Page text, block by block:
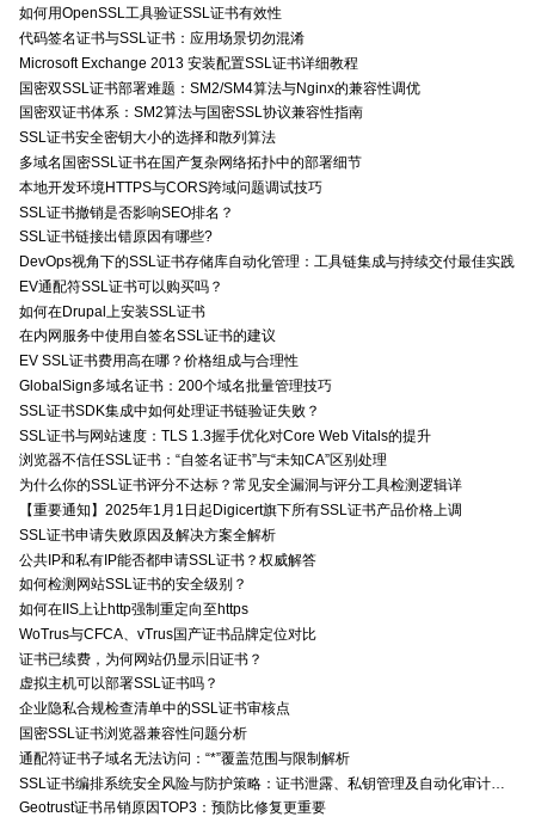
如何用OpenSSL工具验证SSL证书有效性
代码签名证书与SSL证书：应用场景切勿混淆
Microsoft Exchange 2013 安装配置SSL证书详细教程
国密双SSL证书部署难题：SM2/SM4算法与Nginx的兼容性调优
国密双证书体系：SM2算法与国密SSL协议兼容性指南
SSL证书安全密钥大小的选择和散列算法
多域名国密SSL证书在国产复杂网络拓扑中的部署细节
本地开发环境HTTPS与CORS跨域问题调试技巧
SSL证书撤销是否影响SEO排名？
SSL证书链接出错原因有哪些?
DevOps视角下的SSL证书存储库自动化管理：工具链集成与持续交付最佳实践
EV通配符SSL证书可以购买吗？
如何在Drupal上安装SSL证书
在内网服务中使用自签名SSL证书的建议
EV SSL证书费用高在哪？价格组成与合理性
GlobalSign多域名证书：200个域名批量管理技巧
SSL证书SDK集成中如何处理证书链验证失败？
SSL证书与网站速度：TLS 1.3握手优化对Core Web Vitals的提升
浏览器不信任SSL证书：“自签名证书”与“未知CA”区别处理
为什么你的SSL证书评分不达标？常见安全漏洞与评分工具检测逻辑详
【重要通知】2025年1月1日起Digicert旗下所有SSL证书产品价格上调
SSL证书申请失败原因及解决方案全解析
公共IP和私有IP能否都申请SSL证书？权威解答
如何检测网站SSL证书的安全级别？
如何在IIS上让http强制重定向至https
WoTrus与CFCA、vTrus国产证书品牌定位对比
证书已续费，为何网站仍显示旧证书？
虚拟主机可以部署SSL证书吗？
企业隐私合规检查清单中的SSL证书审核点
国密SSL证书浏览器兼容性问题分析
通配符证书子域名无法访问：“*”覆盖范围与限制解析
Geotrust证书吊销原因TOP3：预防比修复更重要